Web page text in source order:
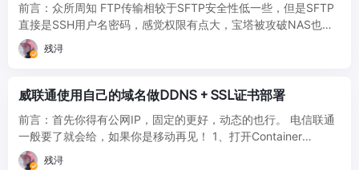
前言：众所周知 FTP传输相较于SFTP安全性低一些，但是SFTP
直接是SSH用户名密码，感觉权限有点大，宝塔被攻破NAS也会
跟着遭殃就放弃使用SFTP了。然后虽然FTP可以加个SSL，但是
宝塔那个 ...
残浔
威联通使用自己的域名做DDNS + SSL证书部署
前言：首先你得有公网IP，固定的更好，动态的也行。 电信联通
一般要了就会给，如果你是移动再见！ 1、打开Container
Station 搜索jeessy/ddns-go 并安装 ...
残浔